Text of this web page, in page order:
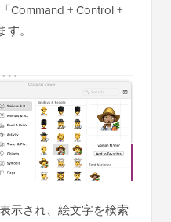
Command + Control +
。
示され、絵文字を検索